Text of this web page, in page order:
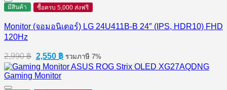
7,350 ฿.7,100 ฿.
มีสินค้า ซื้อครบ 5,000 ส่งฟรี
Monitor (จอมอนิเตอร์) LG 24U411B-B 24″ (IPS, HDR10) FHD
120Hz
2,990฿ Original
price
was:
2,550 ฿Current
price
is:
รวมภาษี 7%